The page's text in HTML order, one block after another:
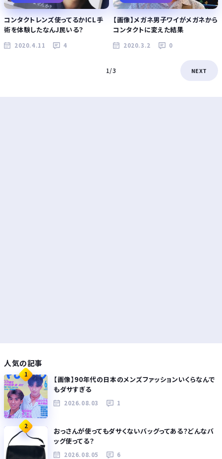
コンタクトレンズ使ってるかICL手
術を体験したなんJ民いる？
2020.4.11 4
【画像】メガネ男子ワイがメガネから
コンタクトに変えた結果
2020.3.2 0
1/3 NEXT
人気の記事
1
【画像】90年代の日本のメンズファッションいくらなんで
もダサすぎる
2026.08.03 1
2
おっさんが使ってもダサくないバッグってある？どんなバ
ッグ使ってる？
2026.08.05 6